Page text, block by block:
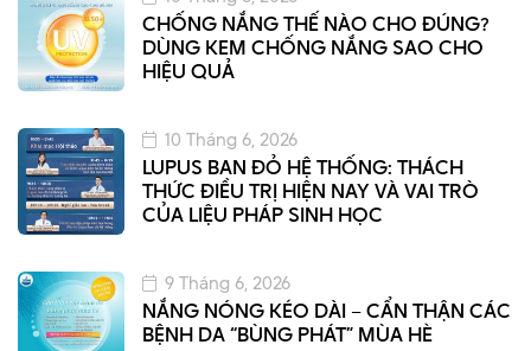
CHỐNG NẮNG THẾ NÀO CHO ĐÚNG?
DÙNG KEM CHỐNG NẮNG SAO CHO
HIỆU QUẢ
LUPUS BAN ĐỎ HỆ THỐNG: THÁCH
THỨC ĐIỀU TRỊ HIỆN NAY VÀ VAI TRÒ
CỦA LIỆU PHÁP SINH HỌC
10 Tháng 6, 2026
NẮNG NÓNG KÉO DÀI – CẨN THẬN CÁC
BỆNH DA “BÙNG PHÁT” MÙA HÈ
9 Tháng 6, 2026